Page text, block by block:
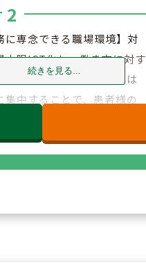
2
に専念できる職場環境】対
大限ICT化し、働き方に対す
も最先端に。薬剤師さんは
集中することで、患者様の
ごと」の解決に向けて業
とができます。
続きを見る...